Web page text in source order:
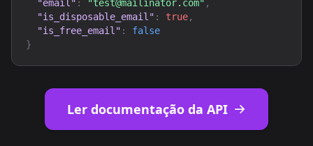
"email" : "test@mailinator.com" ,
"is_disposable_email" : true,
"is_free_email" :
false
}
Ler documentação da API